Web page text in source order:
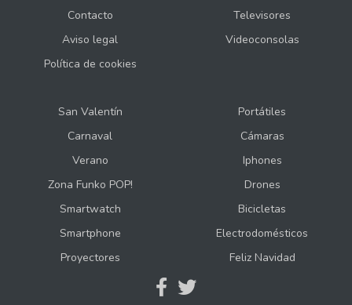
Contacto
Aviso legal
Política de cookies
Televisores
Videoconsolas
San Valentín
Carnaval
Verano
Zona Funko POP!
Smartwatch
Smartphone
Proyectores
Portátiles
Cámaras
Iphones
Drones
Bicicletas
Electrodomésticos
Feliz Navidad